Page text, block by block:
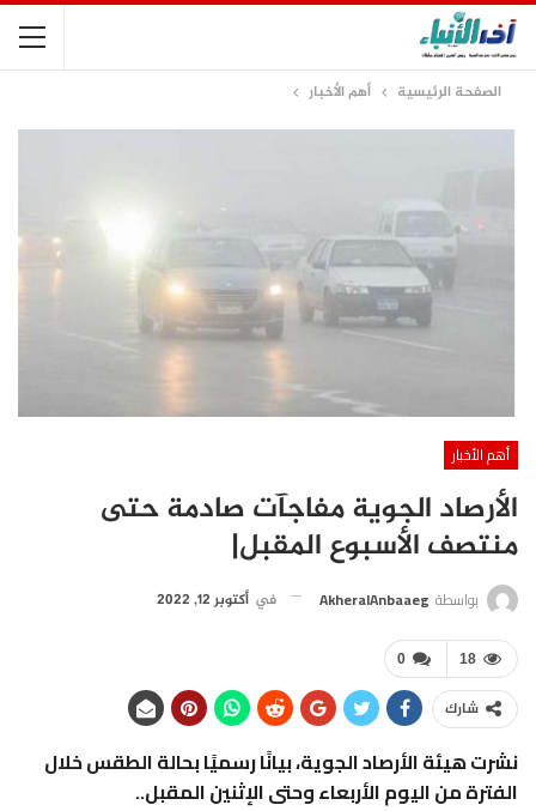
الصفحة الرئيسية أهم الأخبار
أهم الأخبار
الأرصاد الجوية مفاجآت صادمة حتى
منتصف الأسبوع المقبل|
بواسطة AkheralAnbaaeg في أكتوبر 12, 2022
0 18
شارك
نشرت هيئة الأرصاد الجوية، بيانًا رسميًا بحالة الطقس خلال
الفترة من اليوم الأربعاء وحتى الإثنين المقبل..